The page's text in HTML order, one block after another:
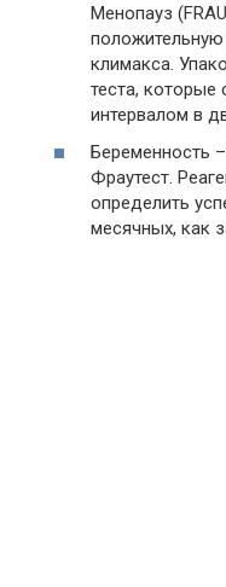
Менопауз
климакса.
теста, которые
интервалом в
Беременность
Фраутест.
определить
месячных, как